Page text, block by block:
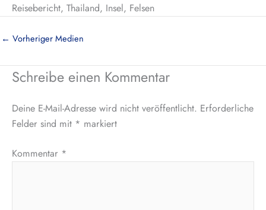
Reisebericht, Thailand, Insel, Felsen
← Vorheriger Medien
Schreibe einen Kommentar
Deine E-Mail-Adresse wird nicht veröffentlicht. Erforderliche
Felder sind mit * markiert
Kommentar *